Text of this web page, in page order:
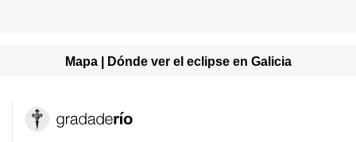
Mapa | Dónde ver el eclipse en Galicia